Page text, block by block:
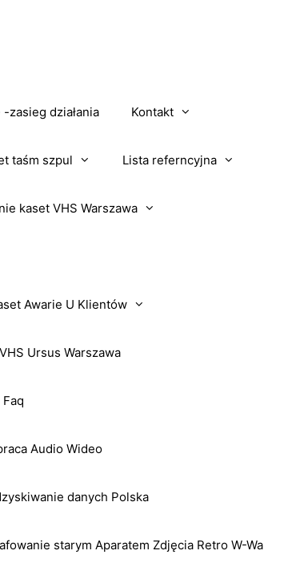
zasieg działania Kontakt
taśm szpul Lista referncyjna
kaset VHS Warszawa
Awarie U Klientów
Ursus Warszawa
Faq
Audio Wideo
danych Polska
starym Aparatem Zdjęcia Retro W-Wa